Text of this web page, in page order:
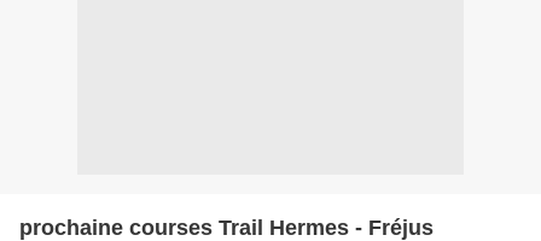
prochaine courses Trail Hermes - Fréjus